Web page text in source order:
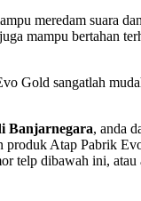
meredam suara
mampu bertahan
Gold sangatlah
Banjarnegara, anda
produk Atap Pabrik
telp dibawah ini,